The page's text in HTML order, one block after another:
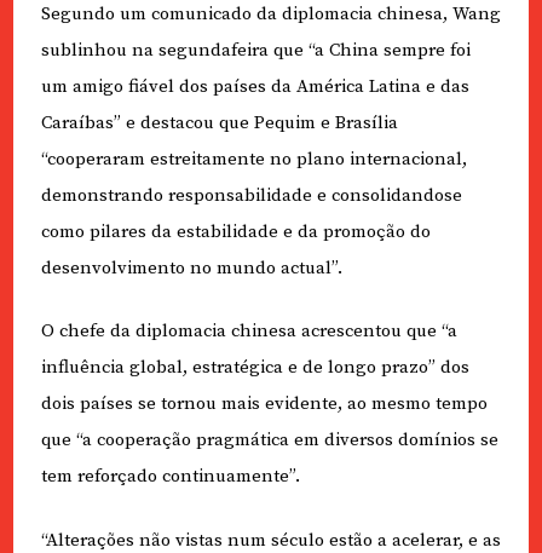
Segundo um comunicado da diplomacia chinesa, Wang
sublinhou na segundafeira que “a China sempre foi
um amigo fiável dos países da América Latina e das
Caraíbas” e destacou que Pequim e Brasília
“cooperaram estreitamente no plano internacional,
demonstrando responsabilidade e consolidandose
como pilares da estabilidade e da promoção do
desenvolvimento no mundo actual”.
O chefe da diplomacia chinesa acrescentou que “a
influência global, estratégica e de longo prazo” dos
dois países se tornou mais evidente, ao mesmo tempo
que “a cooperação pragmática em diversos domínios se
tem reforçado continuamente”.
“Alterações não vistas num século estão a acelerar, e as